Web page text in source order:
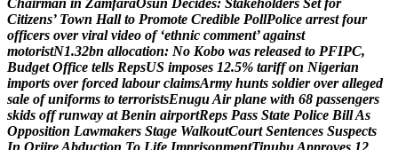
Chairman in ZamfaraOsun Decides: Stakeholders Set for
Citizens’ Town Hall to Promote Credible PollPolice arrest four
officers over viral video of ‘ethnic comment’ against
motoristN1.32bn allocation: No Kobo was released to PFIPC,
Budget Office tells RepsUS imposes 12.5% tariff on Nigerian
imports over forced labour claimsArmy hunts soldier over alleged
sale of uniforms to terroristsEnuguAir plane with 68 passengers
skids off runway at Benin airportReps Pass State Police BillAs
Opposition Lawmakers Stage WalkoutCourt Sentences Suspects
In OriireAbduction To Life ImprisonmentTinubuApproves 12